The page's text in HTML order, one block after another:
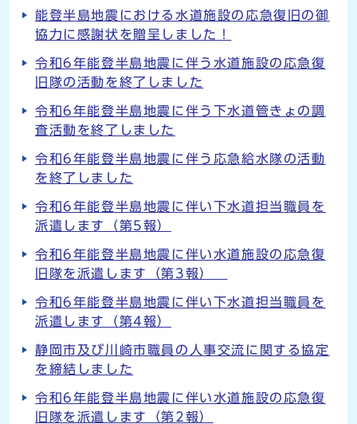
能登半島地震における水道施設の応急復旧の御
協力に感謝状を贈呈しました！
令和6年能登半島地震に伴う水道施設の応急復
旧隊の活動を終了しました
令和6年能登半島地震に伴う下水道管きょの調
査活動を終了しました
令和6年能登半島地震に伴う応急給水隊の活動
を終了しました
令和6年能登半島地震に伴い下水道担当職員を
派遣します（第5報）
令和6年能登半島地震に伴い水道施設の応急復
旧隊を派遣します（第3報）
令和6年能登半島地震に伴い下水道担当職員を
派遣します（第4報）
静岡市及び川崎市職員の人事交流に関する協定
を締結しました
令和6年能登半島地震に伴い水道施設の応急復
旧隊を派遣します（第2報）